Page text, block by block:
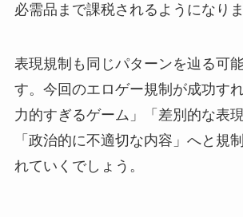
必需品まで課税されるようになりま
表現規制も同じパターンを辿る可
す。今回のエロゲー規制が成功す
力的すぎるゲーム」「差別的な表
「政治的に不適切な内容」へと規
れていくでしょう。